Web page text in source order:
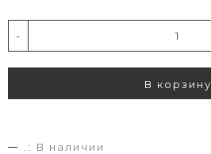
-
В корзину
.:
В наличии